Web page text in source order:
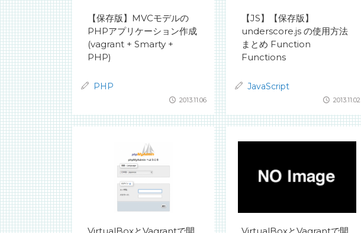
【保存版】MVCモデルの
PHPアプリケーション作成
(vagrant + Smarty +
PHP)
PHP
2013.11.06
【JS】【保存版】
underscore.js の使用方法
まとめ Function
Functions
JavaScript
2013.11.02